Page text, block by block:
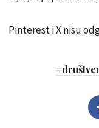
Pinterest i X nisu
#